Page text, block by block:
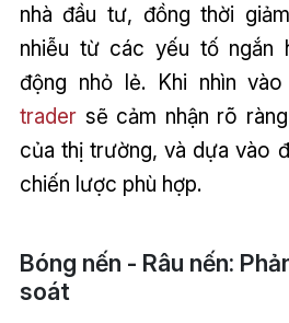
nhà đầu tư, đồng thời
nhiễu từ các yếu tố ngắn
động nhỏ lẻ. Khi nhìn
tradersẽ cảm nhận rõ
của thị trường, và dựa vào
chiến lược phù hợp.
Bóng nến - Râu nến:
soát